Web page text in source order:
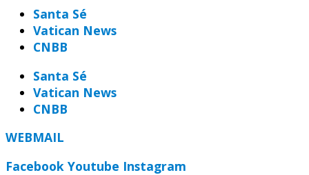
Santa Sé
Vatican News
CNBB
Santa Sé
Vatican News
CNBB
WEBMAIL
Facebook Youtube Instagram